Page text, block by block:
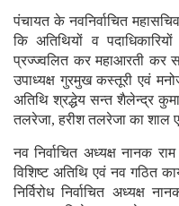
पंचायत के नवनिर्वाचित
कि अतिथियों व
प्रज्ज्वलित कर महाआरती कर
उपाध्यक्ष गुरमुख कस्तूरी एवं
अतिथि श्रद्धेय सन्त शैलेन्द्र
तलरेजा, हरीश तलरेजा का शाल
नव निर्वाचित अध्यक्ष नानक
विशिष्ट अतिथि एवं नव गठित
निर्विरोध निर्वाचित अध्यक्ष